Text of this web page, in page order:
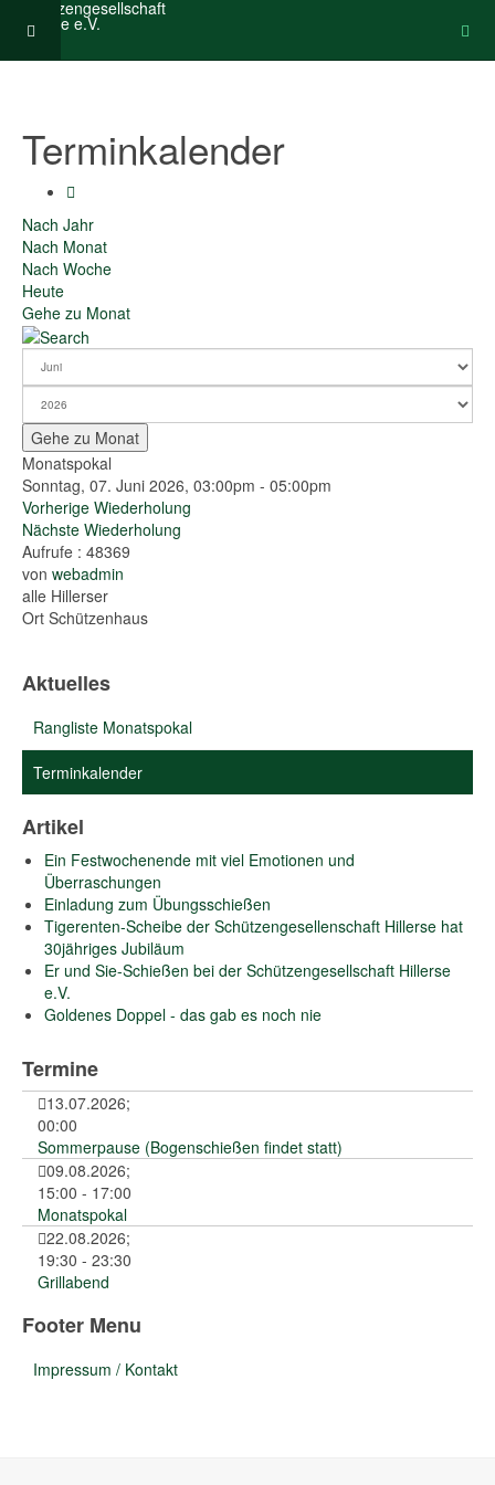
Terminkalender
Nach Jahr
Nach Monat
Nach Woche
Heute
Gehe zu Monat
Gehe zu Monat
Monatspokal
Sonntag, 07. Juni 2026, 03:00pm - 05:00pm
Vorherige Wiederholung
Nächste Wiederholung
Aufrufe : 48369
von webadmin
alle Hillerser
Ort Schützenhaus
Aktuelles
Rangliste Monatspokal
Terminkalender
Artikel
Ein Festwochenende mit viel Emotionen und
Überraschungen
Einladung zum Übungsschießen
Tigerenten-Scheibe der Schützengesellenschaft Hillerse hat
30jähriges Jubiläum
Er und Sie-Schießen bei der Schützengesellschaft Hillerse
e.V.
Goldenes Doppel - das gab es noch nie
Termine
13.07.2026;
00:00
Sommerpause (Bogenschießen findet statt)
09.08.2026;
15:00 - 17:00
Monatspokal
22.08.2026;
19:30 - 23:30
Grillabend
Footer Menu
Impressum / Kontakt